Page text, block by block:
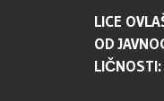
LICE
OD